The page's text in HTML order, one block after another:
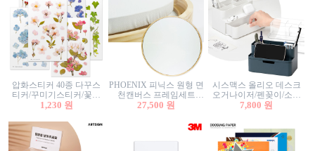
압화스티커 40종 다꾸스
티커/꾸미기스티커/꽃스
티커/압화꽃책갈피/팬시
1,230 원
PHOENIX 피닉스 원형 면
천캔버스 프레임세트
30cm/원형캔버스/플로팅
27,500 원
시스맥스 올리오 데스크
오거나이저/펜꽂이/소품
꽂이/소품함/정리함/수납
7,800 원